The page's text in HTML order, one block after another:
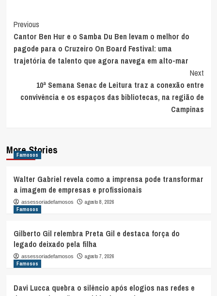
Post
Navigation
Previous
Cantor Ben Hur e o Samba Du Ben levam o melhor do
pagode para o Cruzeiro On Board Festival: uma
trajetória de talento que agora navega em alto-mar
Next
10ª Semana Senac de Leitura traz a conexão entre
convivência e os espaços das bibliotecas, na região de
Campinas
More Stories
Famosos
Walter Gabriel revela como a imprensa pode transformar
a imagem de empresas e profissionais
assessoriadefamosos
agosto 8, 2026
Famosos
Gilberto Gil relembra Preta Gil e destaca força do
legado deixado pela filha
assessoriadefamosos
agosto 7, 2026
Famosos
Davi Lucca quebra o silêncio após elogios nas redes e